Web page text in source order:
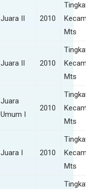
Juara II 2010
Mts
Juara II 2010
Mts
Juara
Umum I
2010
Mts
Juara I 2010
Mts